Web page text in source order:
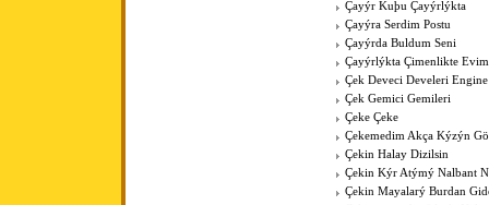
Çayýr Kuþu Çayýrlýkta
Çayýra Serdim Postu
Çayýrda Buldum Seni
Çayýrlýkta Çimenlikte
Çek Deveci Develeri Engine
Çek Gemici Gemileri
Çeke Çeke
Çekemedim Akça Kýzýn
Çekin Halay Dizilsin
Çekin Kýr Atýmý Nalbant
Çekin Mayalarý Burdan